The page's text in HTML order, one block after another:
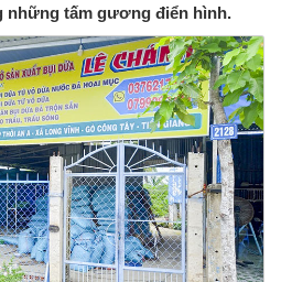
những tấm gương điển hình.